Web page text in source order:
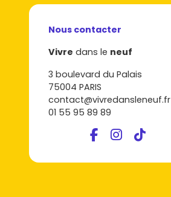
Nous contacter
Vivre dans le neuf
3 boulevard du Palais
75004 PARIS
contact@vivredansleneuf.fr
01 55 95 89 89